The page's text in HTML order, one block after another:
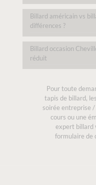
Billard américain vs
différences ?
Billard occasion
réduit
Pour toute
tapis de billard,
soirée entreprise
cours ou une
expert billard
formulaire de